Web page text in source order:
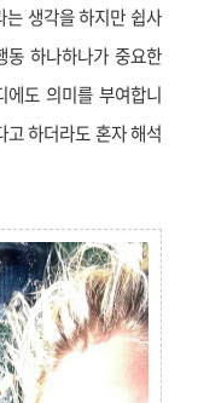
생각을 하지만 쉽사
동 하나하나가 중요한
도 의미를 부여합니
하더라도 혼자 해석